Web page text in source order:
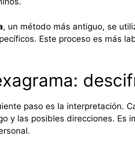
, un método más antiguo, se
Este proceso es más
paso es la interpretación.
y las posibles direcciones. Es